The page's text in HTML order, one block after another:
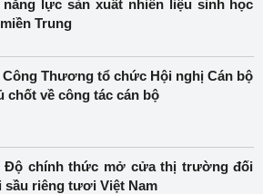
năng lực sản xuất nhiên liệu sinh học
Trung
Công Thương tổ chức Hội nghị Cán bộ
chốt về công tác cán bộ
Độ chính thức mở cửa thị trường đối
sầu riêng tươi Việt Nam